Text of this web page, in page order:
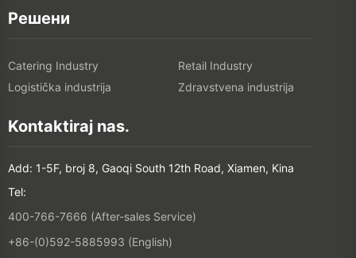
Решени
Catering Industry
Retail Industry
Logistička industrija
Zdravstvena industrija
Kontaktiraj nas.
Add: 1-5F, broj 8, Gaoqi South 12th Road, Xiamen, Kina
Tel:
400-766-7666 (After-sales Service)
+86-(0)592-5885993 (English)